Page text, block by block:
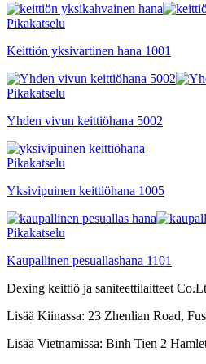
Pikakatselu
Keittiön yksivartinen hana 1001
Pikakatselu
Yhden vivun keittiöhana 5002
Pikakatselu
Yksivipuinen keittiöhana 1005
Pikakatselu
Kaupallinen pesuallashana 1101
Dexing keittiö ja saniteettilaitteet
Lisää Kiinassa: 23 Zhenlian Road,
Lisää Vietnamissa: Binh Tien 2